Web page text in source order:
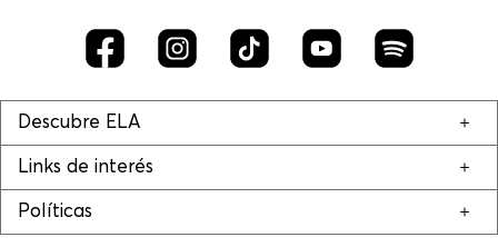
Descubre ELA
Links de interés
Políticas